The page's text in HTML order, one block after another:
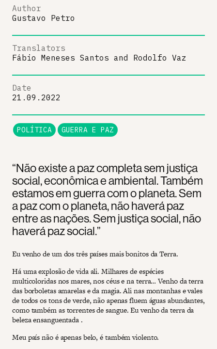
“Não existe a paz completa sem justiça
social, econômica e ambiental. Também
estamos em guerra com o planeta. Sem
a paz com o planeta, não haverá paz
entre as nações. Sem justiça social, não
haverá paz social.”
Eu venho de um dos três países mais bonitos da Terra.
Há uma explosão de vida ali. Milhares de espécies
multicoloridas nos mares, nos céus e na terra… Venho da terra
das borboletas amarelas e da magia. Ali nas montanhas e vales
de todos os tons de verde, não apenas fluem águas abundantes,
como também as torrentes de sangue. Eu venho da terra da
beleza ensanguentada .
Meu país não é apenas belo, é também violento.
Author
Gustavo Petro
Translators
Fábio Meneses Santos and Rodolfo Vaz
Date
21.09.2022
POLÍTICA GUERRA E PAZ